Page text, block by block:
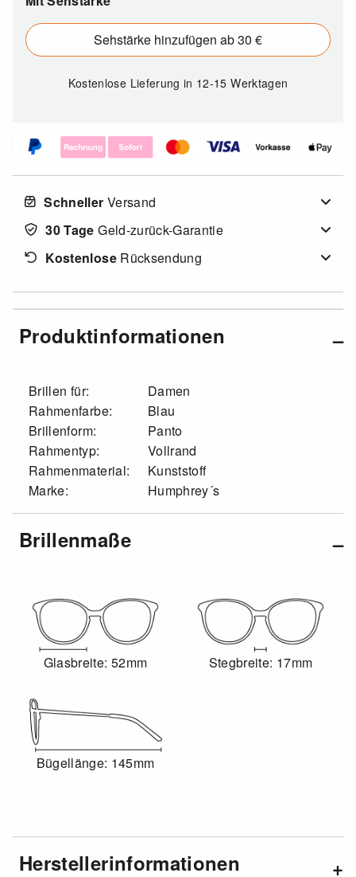
Sehstärke hinzufügen ab 30 €
Kostenlose Lieferungin 12-15 Werktagen
Schneller Versand
30 Tage Geld-zurück-Garantie
KostenloseRücksendung
Produktinformationen
Brillen für:
Damen
Rahmenfarbe:
Blau
Brillenform:
Panto
Rahmentyp:
Vollrand
Rahmenmaterial:
Kunststoff
Marke:
Humphrey´s
Brillenmaße
Glasbreite: 52mm Stegbreite: 17mm
Bügellänge: 145mm
Herstellerinformationen